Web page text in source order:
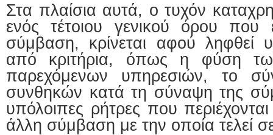
Στα πλαίσια αυτά, ο τυχόν
ενός τέτοιου γενικού όρου που
σύμβαση, κρίνεται αφού ληφθεί
από κριτήρια, όπως η φύση
παρεχόμενων υπηρεσιών, το
συνθηκών κατά τη σύναψη της
υπόλοιπες ρήτρες που
άλλη σύμβαση με την οποία τελεί